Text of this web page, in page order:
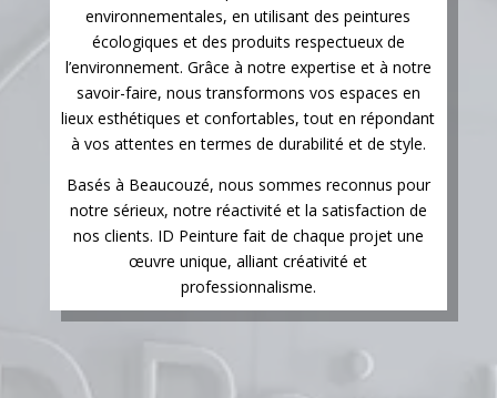
environnementales, en utilisant des peintures
écologiques et des produits respectueux de
l’environnement. Grâce à notre expertise et à notre
savoir-faire, nous transformons vos espaces en
lieux esthétiques et confortables, tout en répondant
à vos attentes en termes de durabilité et de style.
Basés à Beaucouzé, nous sommes reconnus pour
notre sérieux, notre réactivité et la satisfaction de
nos clients. ID Peinture fait de chaque projet une
œuvre unique, alliant créativité et
professionnalisme.